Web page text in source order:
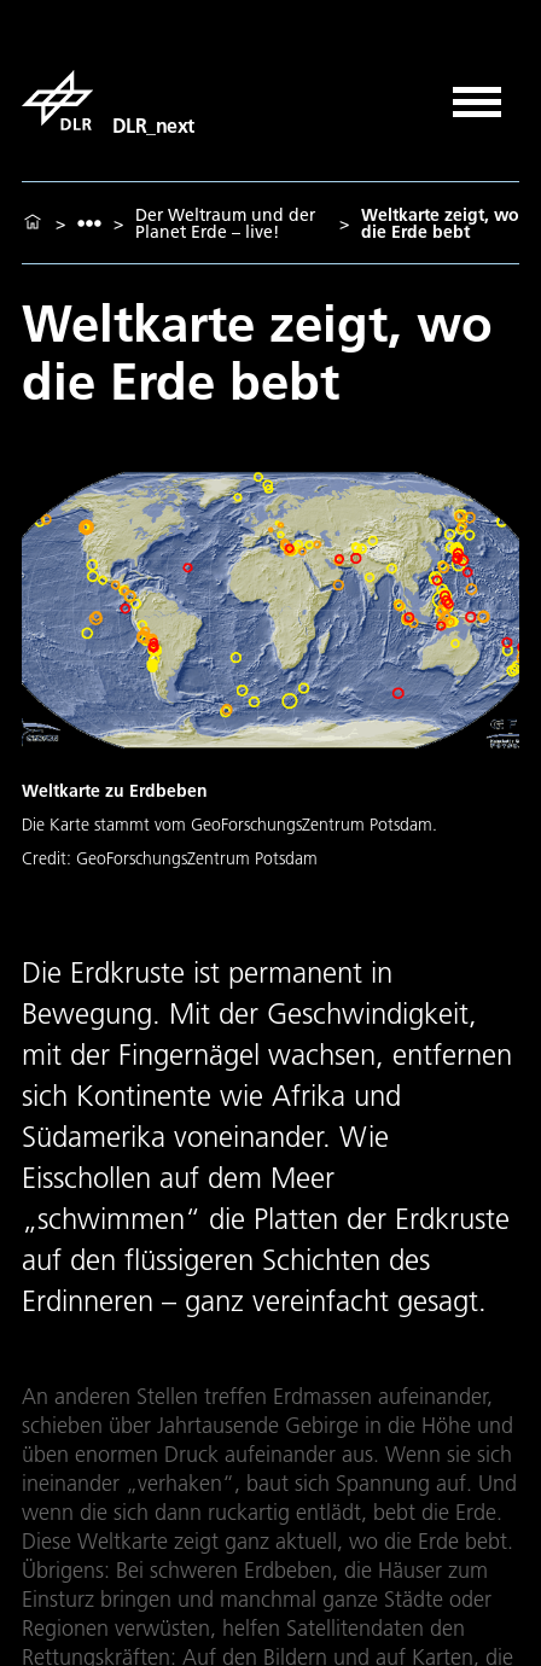
DLR_next
> > Der Weltraum und der
Planet Erde – live! > Weltkarte zeigt, wo
die Erde bebt
Weltkarte zeigt, wo
die Erde bebt
Weltkarte zu Erdbeben
Die Karte stammt vom GeoForschungsZentrum Potsdam.
Credit: GeoForschungsZentrum Potsdam
Die Erdkruste ist permanent in
Bewegung. Mit der Geschwindigkeit,
mit der Fingernägel wachsen, entfernen
sich Kontinente wie Afrika und
Südamerika voneinander. Wie
Eisschollen auf dem Meer
„schwimmen“ die Platten der Erdkruste
auf den flüssigeren Schichten des
Erdinneren – ganz vereinfacht gesagt.
An anderen Stellen treffen Erdmassen aufeinander,
schieben über Jahrtausende Gebirge in die Höhe und
üben enormen Druck aufeinander aus. Wenn sie sich
ineinander „verhaken“, baut sich Spannung auf. Und
wenn die sich dann ruckartig entlädt, bebt die Erde.
Diese Weltkarte zeigt ganz aktuell, wo die Erde bebt.
Übrigens: Bei schweren Erdbeben, die Häuser zum
Einsturz bringen und manchmal ganze Städte oder
Regionen verwüsten, helfen Satellitendaten den
Rettungskräften: Auf den Bildern und auf Karten, die